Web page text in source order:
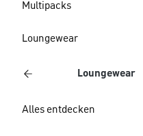
Multipacks
Loungewear
Loungewear
Alles entdecken